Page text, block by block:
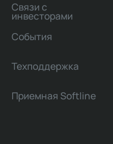
Связи с
инвесторами
События
Техподдержка
Приемная Softline